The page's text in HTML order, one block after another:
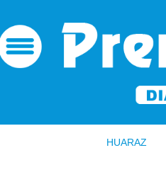
HUARAZ